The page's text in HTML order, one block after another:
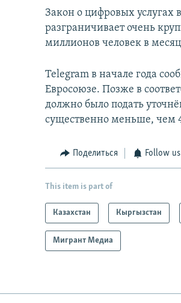
Закон о цифровых услугах
разграничивает очень
миллионов человек в
Telegram в начале года
Евросоюзе. Позже в
должно было подать
существенно меньше, чем
Поделиться Follow us
This item is part of
Казахстан Кыргызстан
Мигрант Медиа